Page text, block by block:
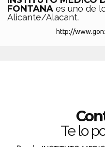
FONTANA es uno de
Alicante/Alacant.
http://
Te lo